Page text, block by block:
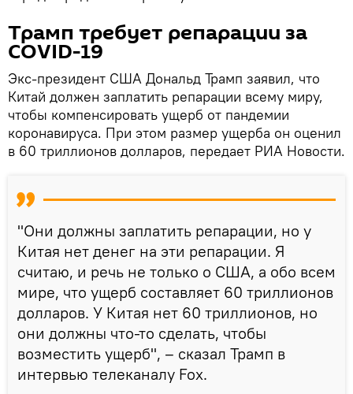
Трамп требует репарации за
COVID-19
Экс-президент США Дональд Трамп заявил, что
Китай должен заплатить репарации всему миру,
чтобы компенсировать ущерб от пандемии
коронавируса. При этом размер ущерба он оценил
в 60 триллионов долларов, передает РИА Новости.
"Они должны заплатить репарации, но у
Китая нет денег на эти репарации. Я
считаю, и речь не только о США, а обо всем
мире, что ущерб составляет 60 триллионов
долларов. У Китая нет 60 триллионов, но
они должны что-то сделать, чтобы
возместить ущерб", – сказал Трамп в
интервью телеканалу Fox.